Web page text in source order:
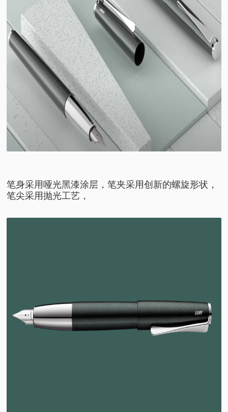
笔身采用哑光黑漆涂层，笔夹采用创新的螺旋形状，
笔尖采用抛光工艺，